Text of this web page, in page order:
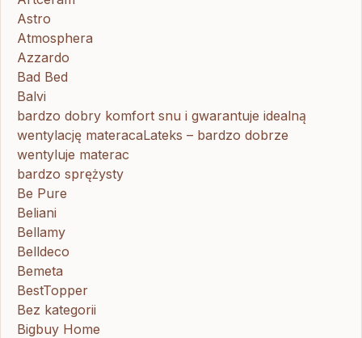
Astro
Atmosphera
Azzardo
Bad Bed
Balvi
bardzo dobry komfort snu i gwarantuje idealną
wentylację materacaLateks – bardzo dobrze
wentyluje materac
bardzo sprężysty
Be Pure
Beliani
Bellamy
Belldeco
Bemeta
BestTopper
Bez kategorii
Bigbuy Home